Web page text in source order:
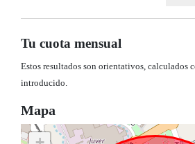
Tu cuota mensual
Estos resultados son orientativos, calculados
introducido.
Mapa